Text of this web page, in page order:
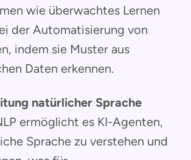
wie überwachtes Lernen
der Automatisierung von
indem sie Muster aus
Daten erkennen.
natürlicher Sprache
ermöglicht es KI-Agenten,
Sprache zu verstehen und